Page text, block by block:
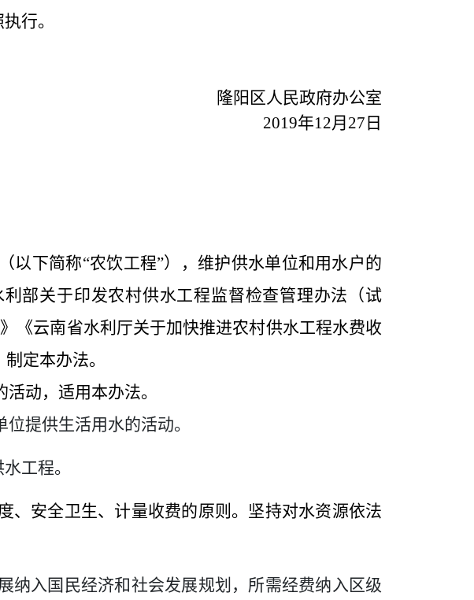
行。
隆阳区人民政府办公室
2019年12月27日
以下简称“农饮工程”），维护供水单位和用水户的
利部关于印发农村供水工程监督检查管理办法（试
《云南省水利厅关于加快推进农村供水工程水费收
定本办法。
活动，适用本办法。
提供生活用水的活动。
工程。
、安全卫生、计量收费的原则。坚持对水资源依法
纳入国民经济和社会发展规划，所需经费纳入区级